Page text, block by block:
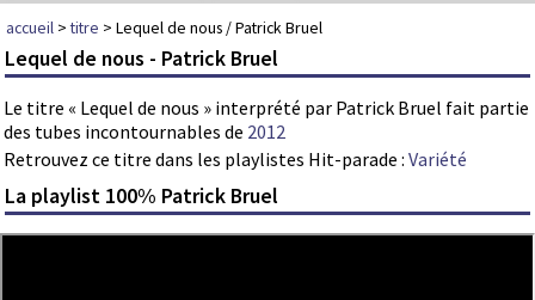
accueil >titre > Lequel de nous / Patrick Bruel
Lequel de nous - Patrick Bruel
Le titre « Lequel de nous » interprété par Patrick Bruel fait partie
des tubes incontournables de 2012
Retrouvez ce titre dans les playlistes Hit-parade : Variété
La playlist 100% Patrick Bruel